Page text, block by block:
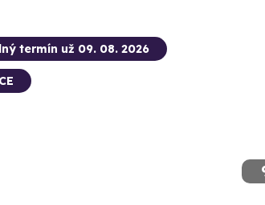
termín už 09. 08. 2026